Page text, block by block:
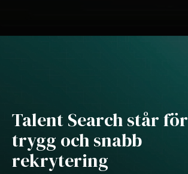
Talent Search står för
trygg och snabb
rekrytering